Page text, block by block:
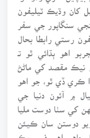
کان وڌيڪ ٽيليفون
سنگاپور جي سفر
رستي رابطا بحال
اهو ٻڌائي ٿو تـ
نيڪ مقصد کي ماڻڻ
ڪري ڏي ٿو، جو اهو
۾ آئون دنيا جي
کي سٺا دوست مليا
دوستن سان ڪيئن
چاهي اهي فيس بڪ